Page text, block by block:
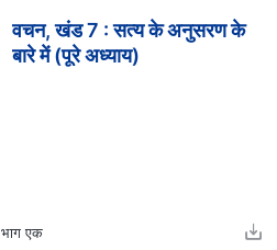
वचन, खंड 7 : सत्य के अनुसरण के
बारे में (पूरे अध्याय)
भाग एक